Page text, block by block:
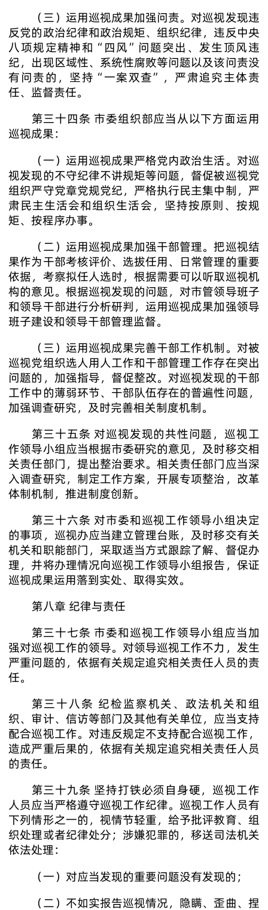
（三）运用巡视成果加强问责。对巡视发现违
反党的政治纪律和政治规矩、组织纪律，违反中央
八项规定精神和“四风”问题突出、发生顶风违
纪，出现区域性、系统性腐败等问题以及该问责没
有问责的，坚持“一案双查”，严肃追究主体责
任、监督责任。
第三十四条 市委组织部应当从以下方面运用
巡视成果：
（一）运用巡视成果严格党内政治生活。对巡
视发现的不守纪律不讲规矩等问题，督促被巡视党
组织严守党章党规党纪，严格执行民主集中制，严
肃民主生活会和组织生活会，坚持按原则、按规
矩、按程序办事。
（二）运用巡视成果加强干部管理。把巡视结
果作为干部考核评价、选拔任用、日常管理的重要
依据，考察拟任人选时，根据需要可以听取巡视机
构的意见。根据巡视发现的问题，对市管领导班子
和领导干部进行分析研判，运用巡视成果加强领导
班子建设和领导干部管理监督。
（三）运用巡视成果完善干部工作机制。对被
巡视党组织选人用人工作和干部管理工作存在突出
问题的，加强指导，督促整改。对巡视发现的干部
工作中的薄弱环节、干部队伍存在的普遍性问题，
加强调查研究，及时完善相关制度机制。
第三十五条 对巡视发现的共性问题，巡视工
作领导小组应当根据市委研究的意见，及时移交相
关责任部门，提出整治要求。相关责任部门应当深
入调查研究，制定工作方案，开展专项整治，改革
体制机制，推进制度创新。
第三十六条 对市委和巡视工作领导小组决定
的事项，巡视办应当建立管理台账，及时移交有关
机关和职能部门，采取适当方式跟踪了解、督促办
理，并将办理情况向巡视工作领导小组报告，保证
巡视成果运用落到实处、取得实效。
第八章 纪律与责任
第三十七条 市委和巡视工作领导小组应当加
强对巡视工作的领导。对领导巡视工作不力，发生
严重问题的，依据有关规定追究相关责任人员的责
任。
第三十八条 纪检监察机关、政法机关和组
织、审计、信访等部门及其他有关单位，应当支持
配合巡视工作。对违反规定不支持配合巡视工作，
造成严重后果的，依据有关规定追究相关责任人员
的责任。
第三十九条 坚持打铁必须自身硬，巡视工作
人员应当严格遵守巡视工作纪律。巡视工作人员有
下列情形之一的，视情节轻重，给予批评教育、组
织处理或者纪律处分；涉嫌犯罪的，移送司法机关
依法处理：
（一）对应当发现的重要问题没有发现的；
（二）不如实报告巡视情况，隐瞒、歪曲、捏